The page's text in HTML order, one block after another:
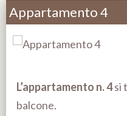
Appartamento 4
L’appartamento n. 4si
balcone.